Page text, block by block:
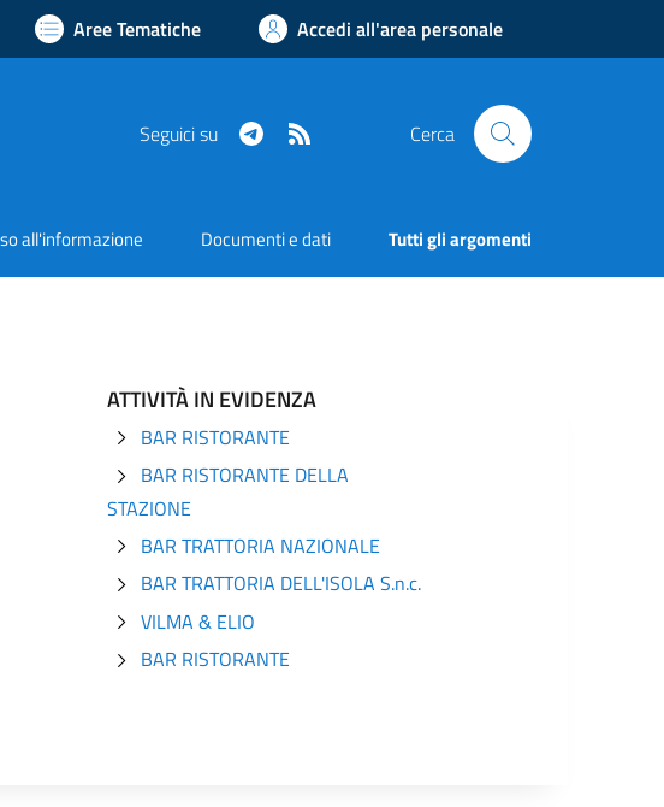
Aree Tematiche Accedi all'area personale
Seguici su Telegram Cerca
all'informazione Documenti e dati Tutti gli argomenti
ATTIVITÀ IN EVIDENZA
BAR RISTORANTE
BAR RISTORANTE DELLA
STAZIONE
BAR TRATTORIA NAZIONALE
BAR TRATTORIA DELL'ISOLA S.n.c.
VILMA & ELIO
BAR RISTORANTE